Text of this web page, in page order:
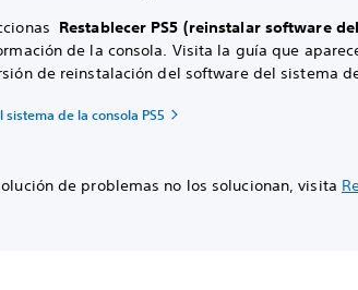
Restablecer PS5 (reinstalar software
de la consola. Visita la guía que
de reinstalación del software del sistema
de la consola PS5
de problemas no los solucionan, visita